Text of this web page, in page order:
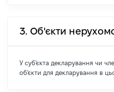
3. Об'єкти
У суб'єкта декларування чи
об'єкти для декларування в